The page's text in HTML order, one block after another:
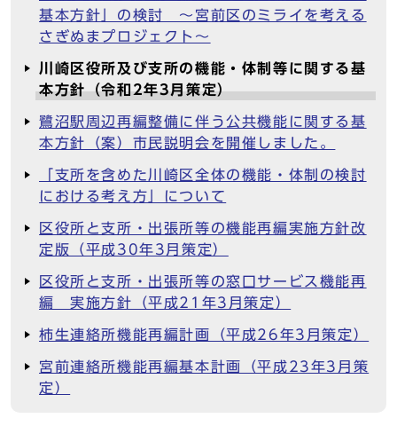
基本方針」の検討 ～宮前区のミライを考える
さぎぬまプロジェクト～
川崎区役所及び支所の機能・体制等に関する基
本方針（令和2年3月策定）
鷺沼駅周辺再編整備に伴う公共機能に関する基
本方針（案）市民説明会を開催しました。
「支所を含めた川崎区全体の機能・体制の検討
における考え方」について
区役所と支所・出張所等の機能再編実施方針改
定版（平成30年3月策定）
区役所と支所・出張所等の窓口サービス機能再
編 実施方針（平成21年3月策定）
柿生連絡所機能再編計画（平成26年3月策定）
宮前連絡所機能再編基本計画（平成23年3月策
定）